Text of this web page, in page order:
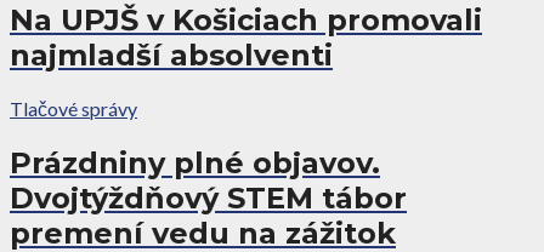
Na UPJŠ v Košiciach promovali
najmladší absolventi
Tlačové správy
Prázdniny plné objavov.
Dvojtýždňový STEM tábor
premení vedu na zážitok